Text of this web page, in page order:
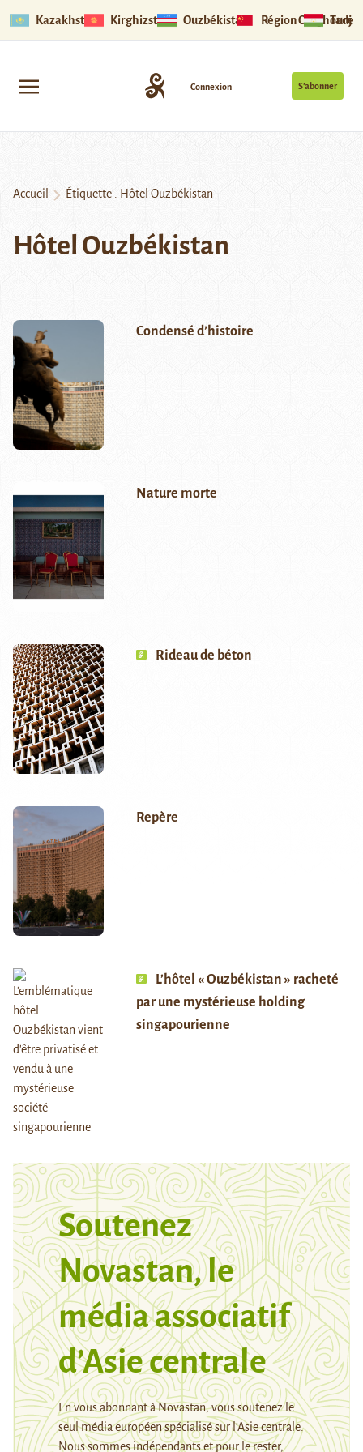
Kazakhstan Kirghizstan Ouzbékistan Région Ouïghoure
S’abonner
Connexion
Accueil Étiquette : Hôtel Ouzbékistan
Hôtel Ouzbékistan
Condensé d’histoire
Nature morte
Rideau de béton
Repère
L’hôtel « Ouzbékistan » racheté
par une mystérieuse holding
singapourienne
Soutenez
Novastan, le
média associatif
d’Asie centrale
En vous abonnant à Novastan, vous soutenez le
seul média européen spécialisé sur l’Asie centrale.
Nous sommes indépendants et pour le rester,